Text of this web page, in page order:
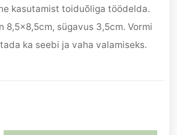
kasutamist toiduõliga töödelda.
8,5×8,5cm, sügavus 3,5cm. Vormi
ka seebi ja vaha valamiseks.